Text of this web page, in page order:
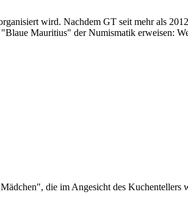
wird. Nachdem GT seit mehr als
Mauritius" der Numismatik erweisen:
die im Angesicht des